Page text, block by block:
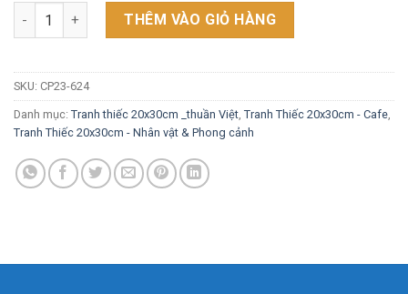
30x20cm - Tòa nhà Sunwah CP23-624 số lượng
THÊM VÀO GIỎ HÀNG
SKU: CP23-624
Danh mục: Tranh thiếc 20x30cm _thuần Việt, Tranh Thiếc 20x30cm - Cafe,
Tranh Thiếc 20x30cm - Nhân vật & Phong cảnh